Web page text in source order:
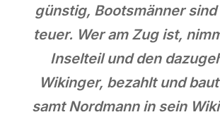
günstig, Bootsmänner
teuer. Wer am Zug ist,
Inselteil und den
Wikinger, bezahlt und
samt Nordmann in sein